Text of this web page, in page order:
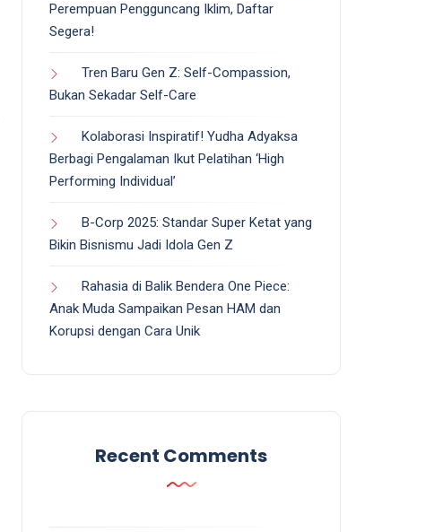
Perempuan Pengguncang Iklim, Daftar
Segera!
Tren Baru Gen Z: Self-Compassion,
Bukan Sekadar Self-Care
Kolaborasi Inspiratif! Yudha Adyaksa
Berbagi Pengalaman Ikut Pelatihan ‘High
Performing Individual’
B-Corp 2025: Standar Super Ketat yang
Bikin Bisnismu Jadi Idola Gen Z
Rahasia di Balik Bendera One Piece:
Anak Muda Sampaikan Pesan HAM dan
Korupsi dengan Cara Unik
Recent Comments